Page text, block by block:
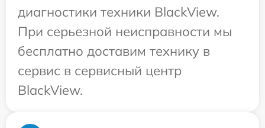
диагностики техники BlackView.
При серьезной неисправности мы
бесплатно доставим технику в
сервис в сервисный центр
BlackView.